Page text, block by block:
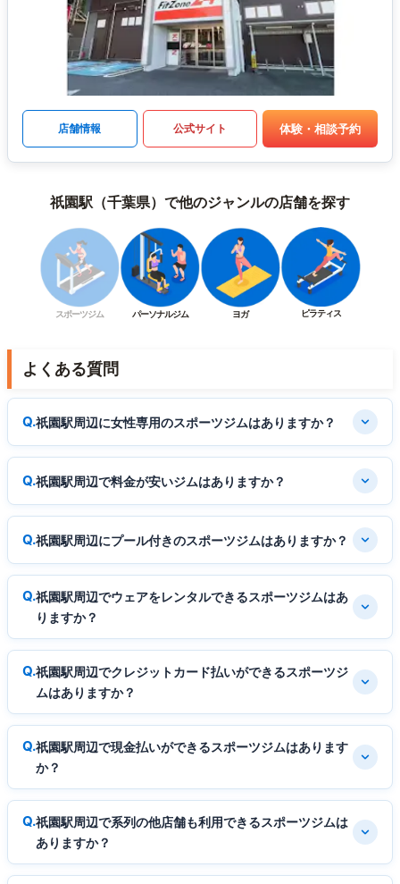
店舗情報 公式サイト 体験・相談予約
祇園駅（千葉県）で他のジャンルの店舗を探す
スポーツジム パーソナルジム ヨガ ピラティス
よくある質問
祇園駅周辺に女性専用のスポーツジムはありますか？
祇園駅周辺で料金が安いジムはありますか？
祇園駅周辺にプール付きのスポーツジムはありますか？
祇園駅周辺でウェアをレンタルできるスポーツジムはあ
りますか？
祇園駅周辺でクレジットカード払いができるスポーツジ
ムはありますか？
祇園駅周辺で現金払いができるスポーツジムはあります
か？
祇園駅周辺で系列の他店舗も利用できるスポーツジムは
ありますか？